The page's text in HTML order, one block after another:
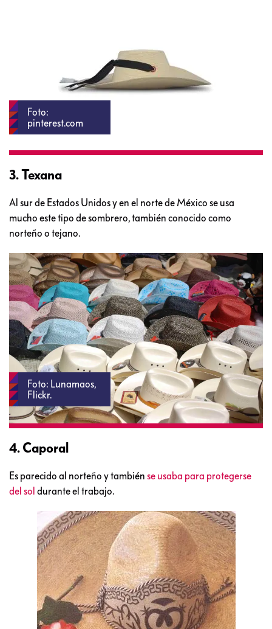
Foto:
pinterest.com
3. Texana
Al sur de Estados Unidos y en el norte de México se usa
mucho este tipo de sombrero, también conocido como
norteño o tejano.
Foto: Lunamaos,
Flickr.
4. Caporal
Es parecido al norteño y también se usaba para protegerse
del sol durante el trabajo.